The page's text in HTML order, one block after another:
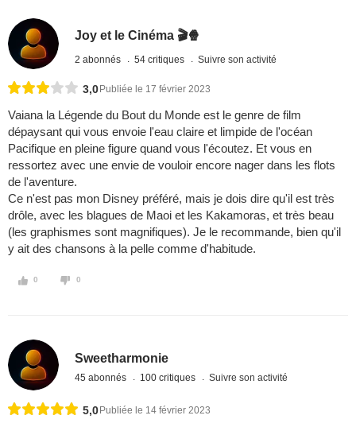
Joy et le Cinéma 🎬🍿
2 abonnés 54 critiques Suivre son activité
3,0 Publiée le 17 février 2023
Vaiana la Légende du Bout du Monde est le genre de film
dépaysant qui vous envoie l'eau claire et limpide de l'océan
Pacifique en pleine figure quand vous l'écoutez. Et vous en
ressortez avec une envie de vouloir encore nager dans les flots
de l'aventure.
Ce n'est pas mon Disney préféré, mais je dois dire qu'il est très
drôle, avec les blagues de Maoi et les Kakamoras, et très beau
(les graphismes sont magnifiques). Je le recommande, bien qu'il
y ait des chansons à la pelle comme d'habitude.
0 0
Sweetharmonie
45 abonnés 100 critiques Suivre son activité
5,0 Publiée le 14 février 2023